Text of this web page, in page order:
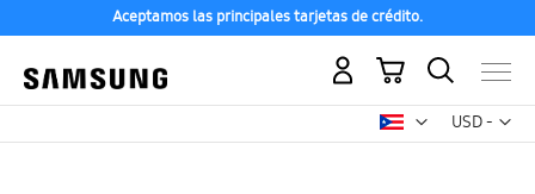
Aceptamos las principales tarjetas de crédito.
USD -
dólar
Mi carrito